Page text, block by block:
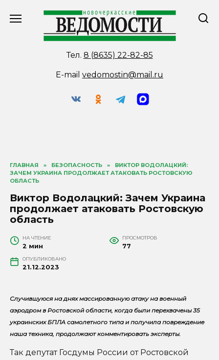
Тел. 8 (8635) 22-82-85
E-mail vedomostin@mail.ru
ГЛАВНАЯ » БЕЗОПАСНОСТЬ »
ВИКТОР ВОДОЛАЦКИЙ:
ЗАЧЕМ УКРАИНА ПРОДОЛЖАЕТ АТАКОВАТЬ РОСТОВСКУЮ
ОБЛАСТЬ
Виктор Водолацкий: Зачем Украина
продолжает атаковать Ростовскую
область
НА ЧТЕНИЕ
2 мин
ПРОСМОТРОВ
77
ОПУБЛИКОВАНО
21.12.2023
Случившуюся на днях массированную атаку на военный
аэродром в Ростовской области, когда были перехвачены 35
украинских БПЛА самолетного типа и получила повреждение
наша техника, продолжают комментировать эксперты.
Так депутат Госдумы России от Ростовской